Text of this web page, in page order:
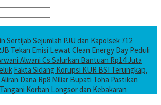
Sertijab Sejumlah PJU dan Kapolsek 712
Tekan Emisi Lewat Clean Energy Day Peduli
Alwani Cs Salurkan Bantuan Rp14 Juta
Fakta Sidang Korupsi KUR BSI Terungkap,
Dana Rp8 Miliar Bupati Toha Pastikan
Korban Longsor dan Kebakaran